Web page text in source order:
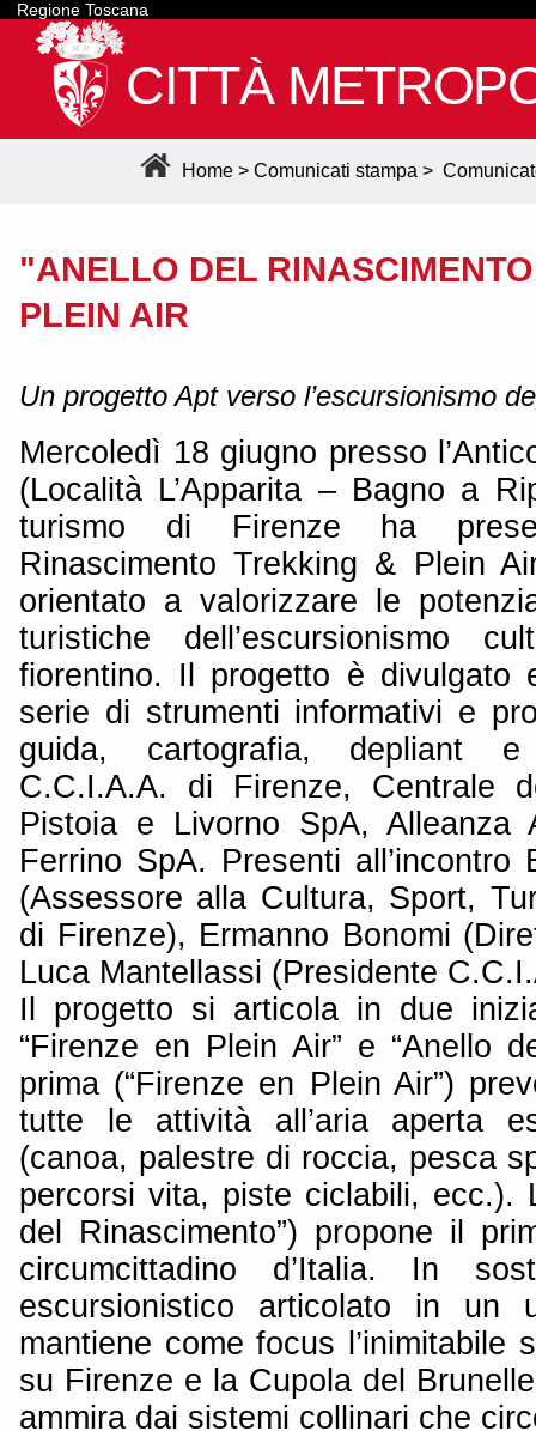
Regione Toscana
CITTÀ
Home > Comunicati stampa >
"ANELLO DEL
PLEIN AIR
Un progetto Apt verso l’escursionismo
Mercoledì 18 giugno presso
(Località L’Apparita – Bagno a
turismo di Firenze ha
Rinascimento Trekking & Plein
orientato a valorizzare le
turistiche dell’escursionismo
fiorentino. Il progetto è divulgato
serie di strumenti informativi e
guida, cartografia, depliant
C.C.I.A.A. di Firenze, Centrale
Pistoia e Livorno SpA, Alleanza
Ferrino SpA. Presenti all’incontro
(Assessore alla Cultura, Sport,
di Firenze), Ermanno Bonomi
Luca Mantellassi (Presidente
Il progetto si articola in due
“Firenze en Plein Air” e “Anello
prima (“Firenze en Plein Air”)
tutte le attività all’aria aperta
(canoa, palestre di roccia, pesca
percorsi vita, piste ciclabili, ecc.).
del Rinascimento”) propone il
circumcittadino d’Italia. In
escursionistico articolato in un
mantiene come focus l’inimitabile
su Firenze e la Cupola del
ammira dai sistemi collinari che